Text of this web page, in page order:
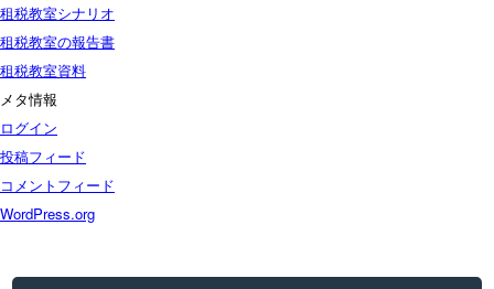
租税教室シナリオ
租税教室の報告書
租税教室資料
メタ情報
ログイン
投稿フィード
コメントフィード
WordPress.org